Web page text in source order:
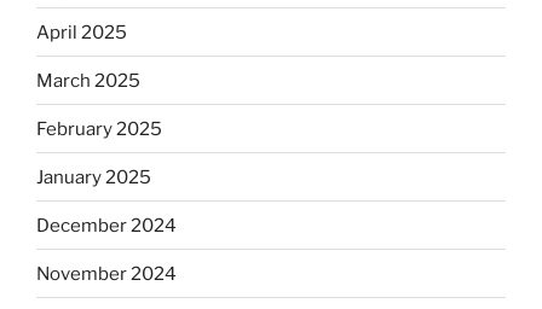
April 2025
March 2025
February 2025
January 2025
December 2024
November 2024